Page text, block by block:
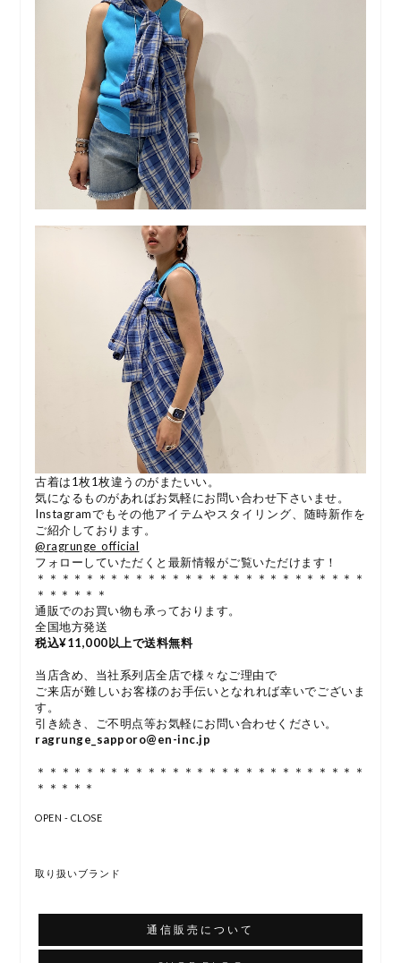
古着は1枚1枚違うのがまたいい。
気になるものがあればお気軽にお問い合わせ下さいませ。
Instagramでもその他アイテムやスタイリング、随時新作を
ご紹介しております。
@ragrunge_official
フォローしていただくと最新情報がご覧いただけます！
＊＊＊＊＊＊＊＊＊＊＊＊＊＊＊＊＊＊＊＊＊＊＊＊＊＊＊
＊＊＊＊＊＊
通販でのお買い物も承っております。
全国地方発送
税込¥11,000以上で送料無料
当店含め、当社系列店全店で様々なご理由で
ご来店が難しいお客様のお手伝いとなれれば幸いでございま
す。
引き続き、ご不明点等お気軽にお問い合わせください。
ragrunge_sapporo@en-inc.jp
＊＊＊＊＊＊＊＊＊＊＊＊＊＊＊＊＊＊＊＊＊＊＊＊＊＊＊
＊＊＊＊＊
OPEN - CLOSE
取り扱いブランド
通信販売について